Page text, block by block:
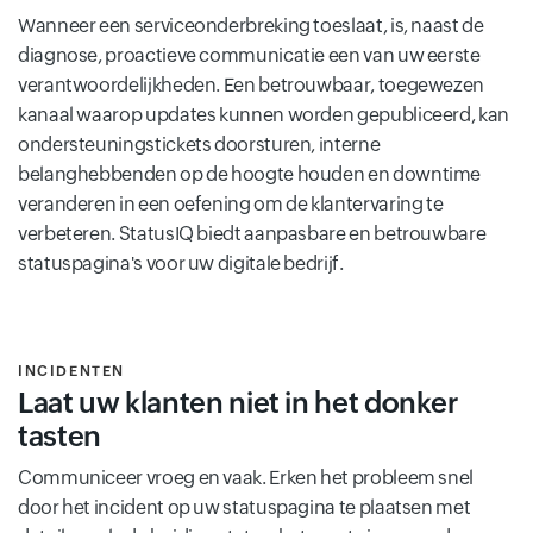
Wanneer een serviceonderbreking toeslaat, is, naast de
diagnose, proactieve communicatie een van uw eerste
verantwoordelijkheden. Een betrouwbaar, toegewezen
kanaal waarop updates kunnen worden gepubliceerd, kan
ondersteuningstickets doorsturen, interne
belanghebbenden op de hoogte houden en downtime
veranderen in een oefening om de klantervaring te
verbeteren. StatusIQ biedt aanpasbare en betrouwbare
statuspagina's voor uw digitale bedrijf.
INCIDENTEN
Laat uw klanten niet in het donker
tasten
Communiceer vroeg en vaak. Erken het probleem snel
door het incident op uw statuspagina te plaatsen met